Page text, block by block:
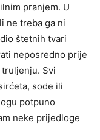
pranjem. U
ne treba ga ni
štetnih tvari
neposredno prije
Svi
sode ili
potpuno
neke prijedloge